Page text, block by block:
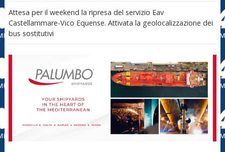
Attesa per il weekend la ripresa del servizio Eav
Castellammare-Vico Equense. Attivata la geolocalizzazione dei
bus sostitutivi